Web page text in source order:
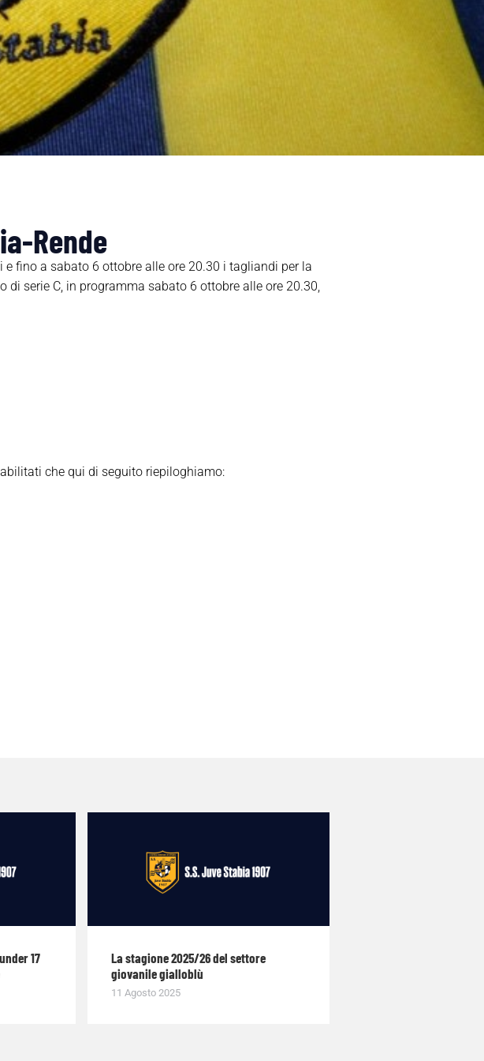
Rende
fino a sabato 6 ottobre alle ore 20.30 i tagliandi per la
serie C, in programma sabato 6 ottobre alle ore 20.30,
che qui di seguito riepiloghiamo:
17
La stagione 2025/26 del settore
giovanile gialloblù
11 Agosto 2025